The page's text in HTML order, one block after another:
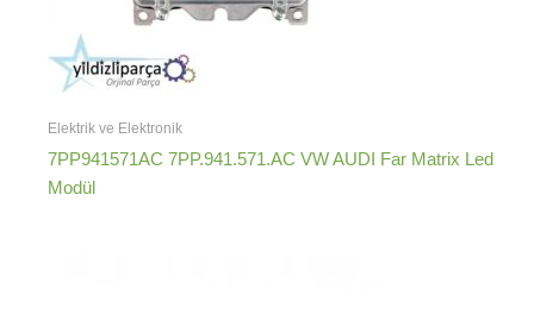
Elektrik ve Elektronik
7PP941571AC 7PP.941.571.AC VW AUDI Far Matrix Led
Modül